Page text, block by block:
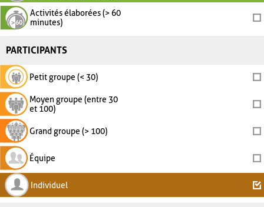
Activités élaborées (> 60
minutes)
PARTICIPANTS
Petit groupe (< 30)
Moyen groupe (entre 30
et 100)
Grand groupe (> 100)
Équipe
Individuel